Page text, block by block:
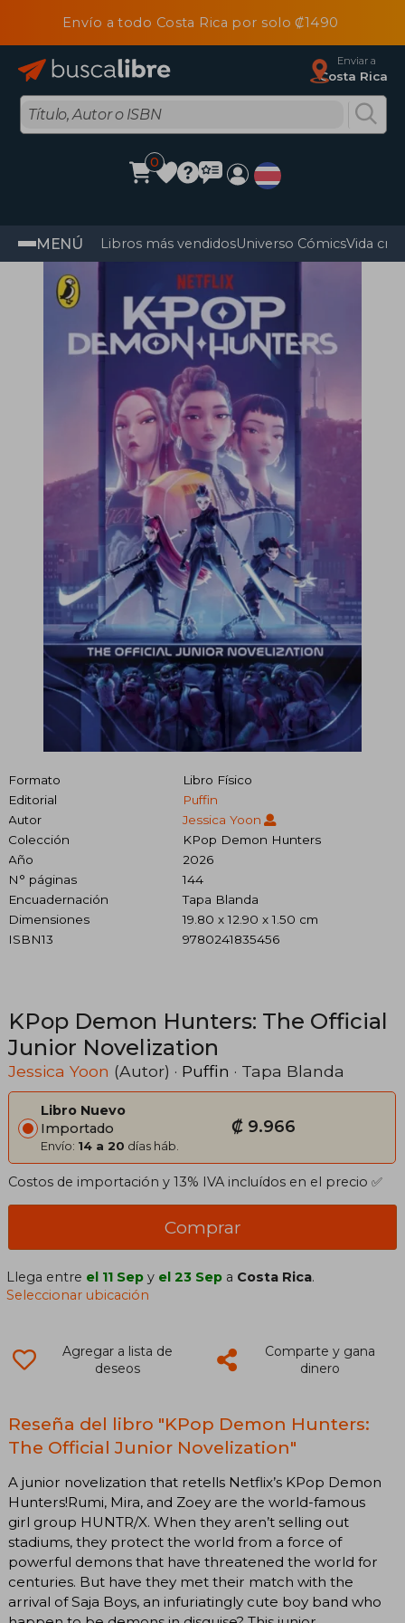
Envío a todo Costa Rica por solo ₡1490
Enviar a
Costa Rica
0
MENÚ Libros más vendidosUniverso CómicsVida
Formato
Libro Físico
Editorial
Puffin
Autor
Jessica Yoon
Colección
KPop Demon Hunters
Año
2026
N° páginas
144
Encuadernación
Tapa Blanda
Dimensiones
19.80 x 12.90 x 1.50 cm
ISBN13
9780241835456
KPop Demon Hunters: The Official
Junior Novelization
Jessica Yoon (Autor) · Puffin · Tapa Blanda
Libro Nuevo
Importado
Envío: 14 a 20 días háb.
₡ 9.966
Costos de importación y 13% IVA incluídos en el precio ✅
Comprar
Llega entre el 11 Sep y el 23 Sep a Costa Rica.
Seleccionar ubicación
Agregar a lista de
deseos
Comparte y gana
dinero
Reseña del libro "KPop Demon Hunters:
The Official Junior Novelization"
A junior novelization that retells Netflix’s KPop Demon
Hunters!Rumi, Mira, and Zoey are the world-famous
girl group HUNTR/X. When they aren’t selling out
stadiums, they protect the world from a force of
powerful demons that have threatened the world for
centuries. But have they met their match with the
arrival of Saja Boys, an infuriatingly cute boy band who